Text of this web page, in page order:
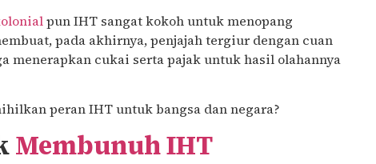
pun IHT sangat kokoh untuk menopang
pada akhirnya, penjajah tergiur dengan cuan
menerapkan cukai serta pajak untuk hasil olahannya
peran IHT untuk bangsa dan negara?
Membunuh IHT